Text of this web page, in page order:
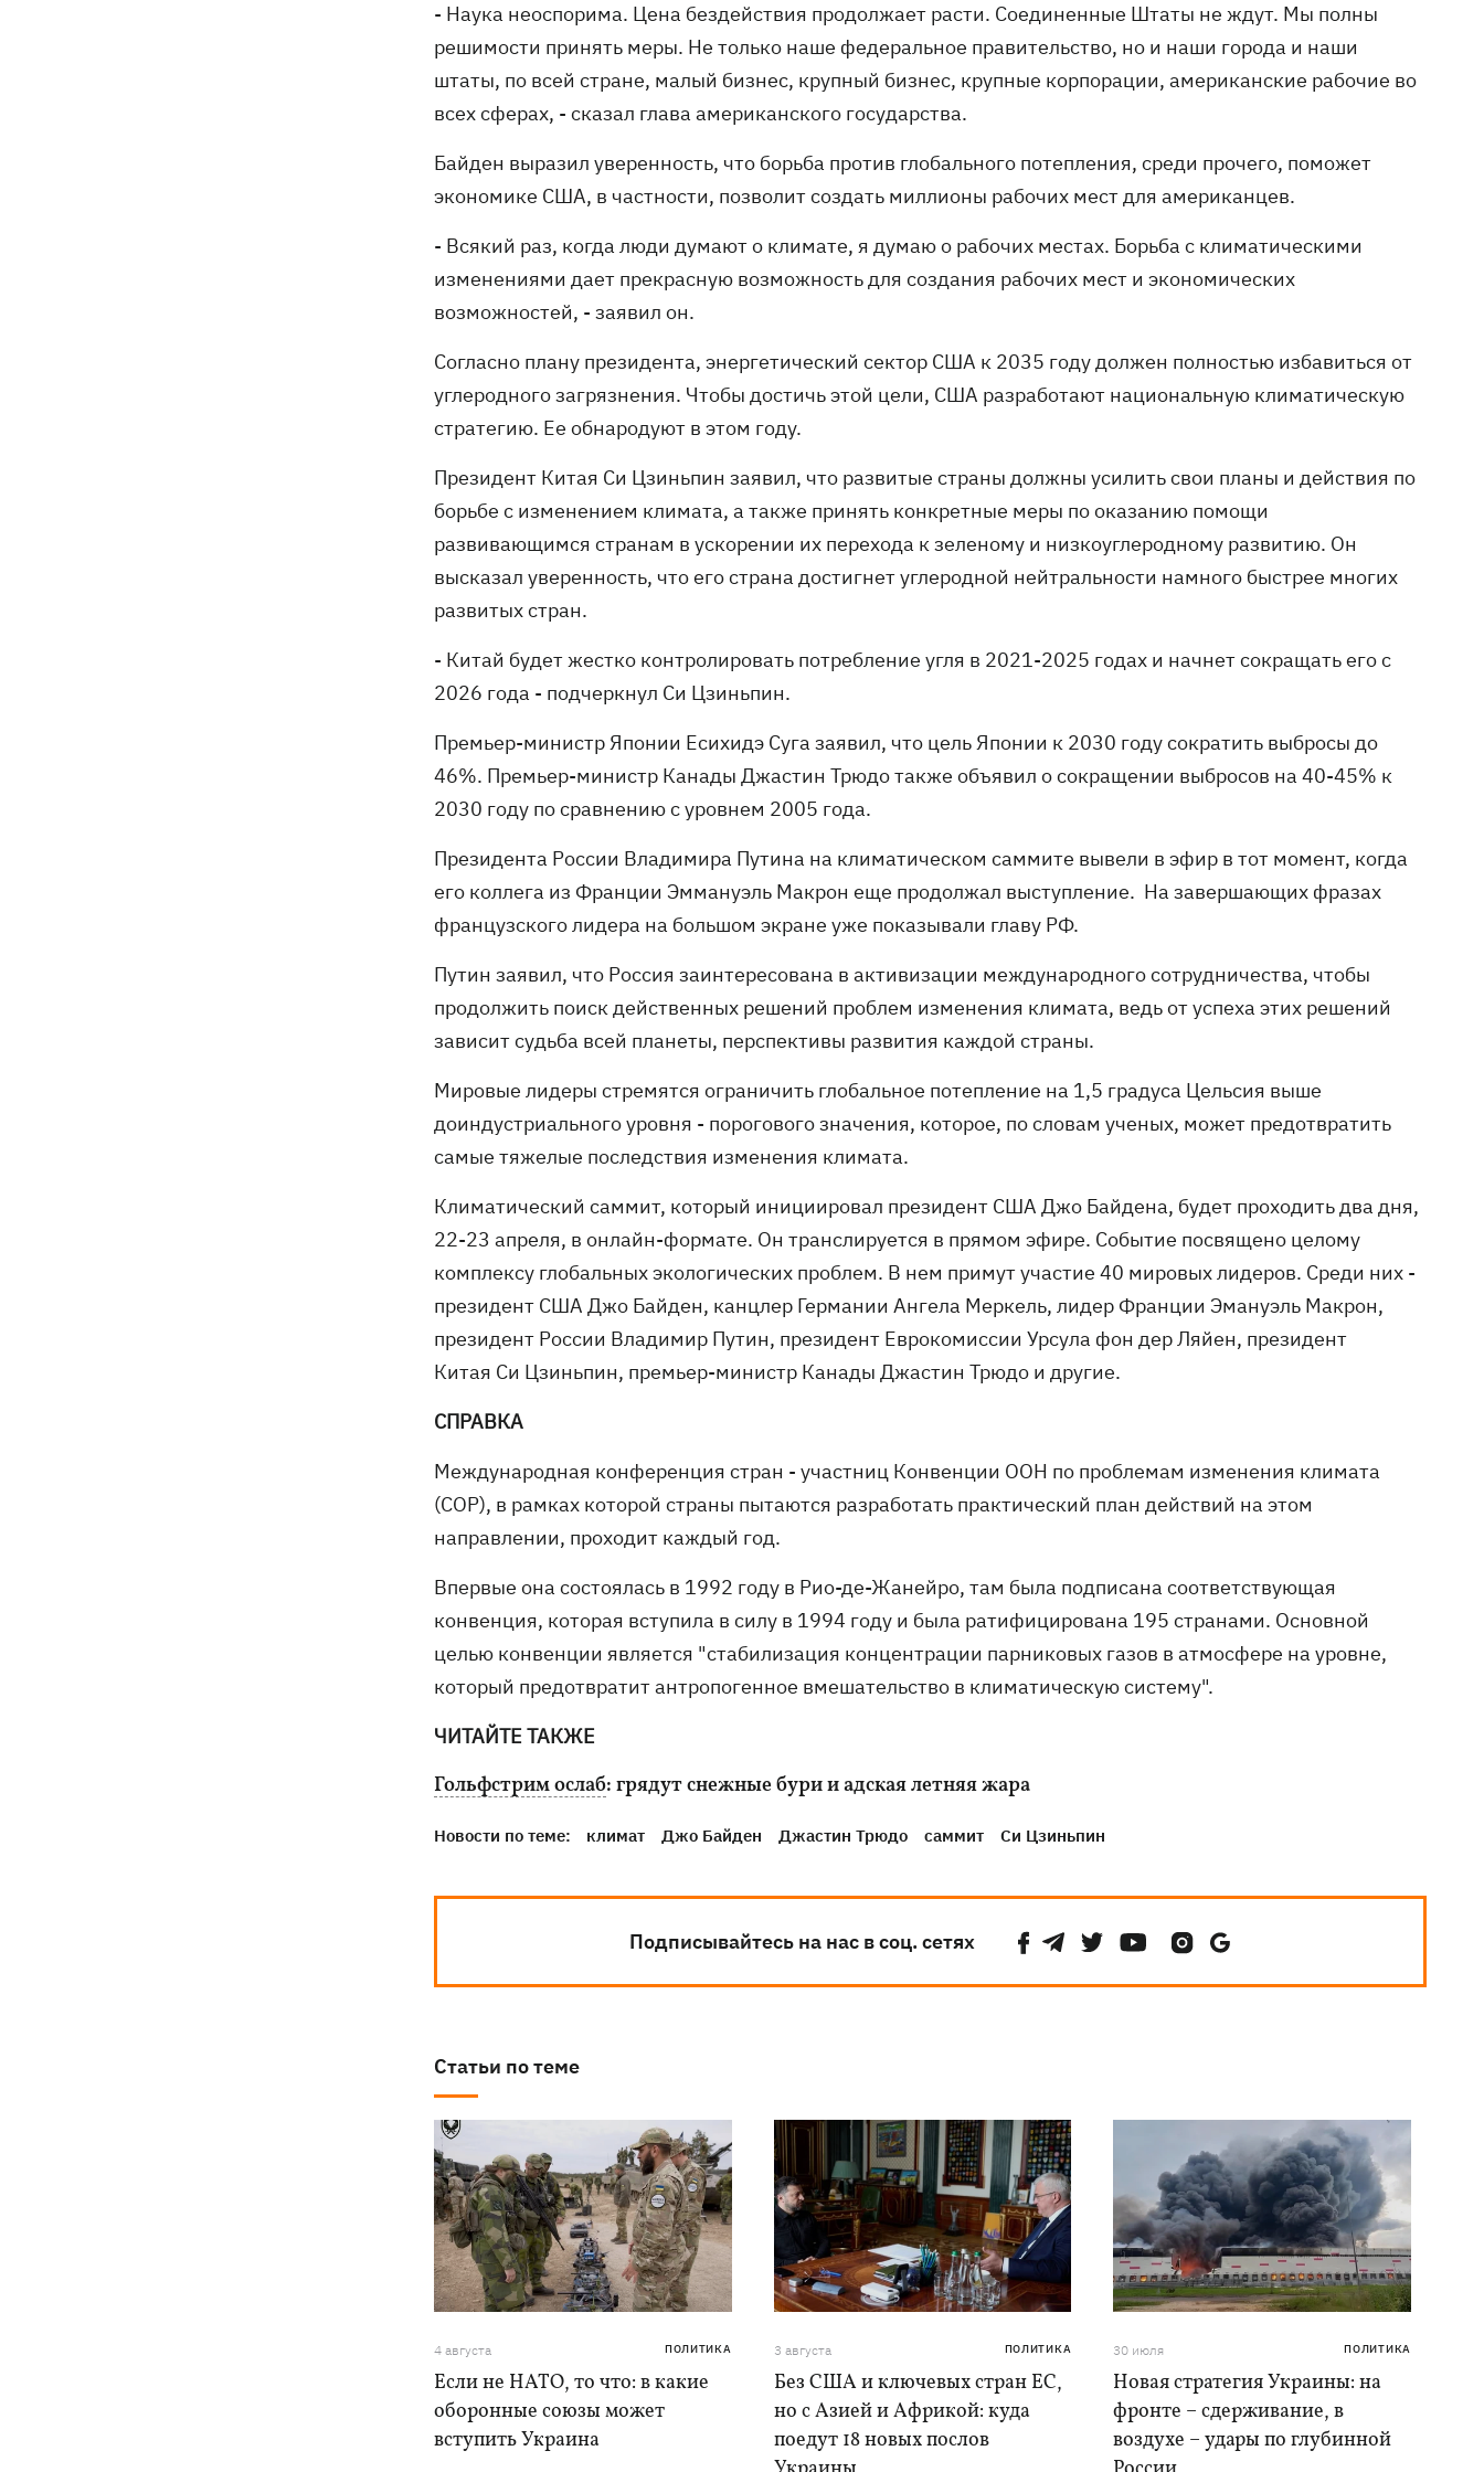
- Наука неоспорима. Цена бездействия продолжает расти. Соединенные Штаты не ждут. Мы полны
решимости принять меры. Не только наше федеральное правительство, но и наши города и наши
штаты, по всей стране, малый бизнес, крупный бизнес, крупные корпорации, американские рабочие во
всех сферах, - сказал глава американского государства.
Байден выразил уверенность, что борьба против глобального потепления, среди прочего, поможет
экономике США, в частности, позволит создать миллионы рабочих мест для американцев.
- Всякий раз, когда люди думают о климате, я думаю о рабочих местах. Борьба с климатическими
изменениями дает прекрасную возможность для создания рабочих мест и экономических
возможностей, - заявил он.
Согласно плану президента, энергетический сектор США к 2035 году должен полностью избавиться от
углеродного загрязнения. Чтобы достичь этой цели, США разработают национальную климатическую
стратегию. Ее обнародуют в этом году.
Президент Китая Си Цзиньпин заявил, что развитые страны должны усилить свои планы и действия по
борьбе с изменением климата, а также принять конкретные меры по оказанию помощи
развивающимся странам в ускорении их перехода к зеленому и низкоуглеродному развитию. Он
высказал уверенность, что его страна достигнет углеродной нейтральности намного быстрее многих
развитых стран.
- Китай будет жестко контролировать потребление угля в 2021-2025 годах и начнет сокращать его с
2026 года - подчеркнул Си Цзиньпин.
Премьер-министр Японии Есихидэ Суга заявил, что цель Японии к 2030 году сократить выбросы до
46%. Премьер-министр Канады Джастин Трюдо также объявил о сокращении выбросов на 40-45% к
2030 году по сравнению с уровнем 2005 года.
Президента России Владимира Путина на климатическом саммите вывели в эфир в тот момент, когда
его коллега из Франции Эммануэль Макрон еще продолжал выступление. На завершающих фразах
французского лидера на большом экране уже показывали главу РФ.
Путин заявил, что Россия заинтересована в активизации международного сотрудничества, чтобы
продолжить поиск действенных решений проблем изменения климата, ведь от успеха этих решений
зависит судьба всей планеты, перспективы развития каждой страны.
Мировые лидеры стремятся ограничить глобальное потепление на 1,5 градуса Цельсия выше
доиндустриального уровня - порогового значения, которое, по словам ученых, может предотвратить
самые тяжелые последствия изменения климата.
Климатический саммит, который инициировал президент США Джо Байдена, будет проходить два дня,
22-23 апреля, в онлайн-формате. Он транслируется в прямом эфире. Событие посвящено целому
комплексу глобальных экологических проблем. В нем примут участие 40 мировых лидеров. Среди них -
президент США Джо Байден, канцлер Германии Ангела Меркель, лидер Франции Эмануэль Макрон,
президент России Владимир Путин, президент Еврокомиссии Урсула фон дер Ляйен, президент
Китая Си Цзиньпин, премьер-министр Канады Джастин Трюдо и другие.
СПРАВКА
Международная конференция стран - участниц Конвенции ООН по проблемам изменения климата
(COP), в рамках которой страны пытаются разработать практический план действий на этом
направлении, проходит каждый год.
Впервые она состоялась в 1992 году в Рио-де-Жанейро, там была подписана соответствующая
конвенция, которая вступила в силу в 1994 году и была ратифицирована 195 странами. Основной
целью конвенции является "стабилизация концентрации парниковых газов в атмосфере на уровне,
который предотвратит антропогенное вмешательство в климатическую систему".
ЧИТАЙТЕ ТАКЖЕ
Гольфстрим ослаб: грядут снежные бури и адская летняя жара
Новости по теме: климат Джо Байден Джастин Трюдо саммит Си Цзиньпин
Подписывайтесь на нас в соц. сетях
Статьи по теме
4 августа ПОЛИТИКА
Если не НАТО, то что: в какие
оборонные союзы может
вступить Украина
3 августа ПОЛИТИКА
Без США и ключевых стран ЕС,
но с Азией и Африкой: куда
поедут 18 новых послов
30 июля ПОЛИТИКА
Новая стратегия Украины: на
фронте – сдерживание, в
воздухе – удары по глубинной